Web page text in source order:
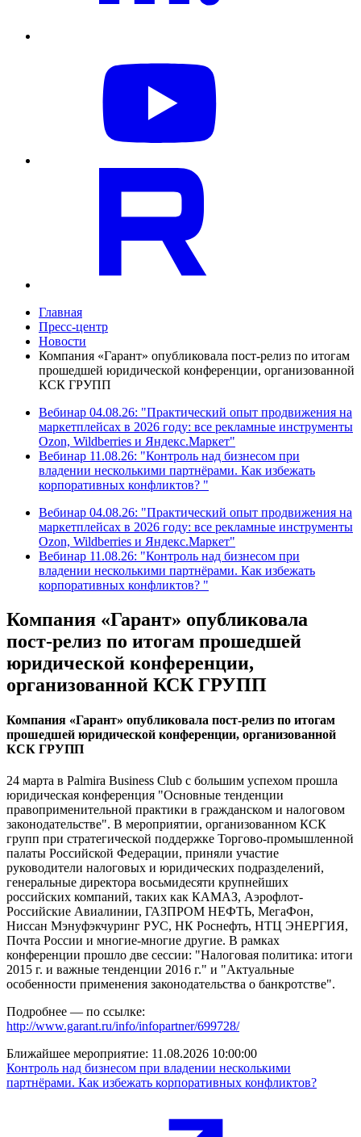
Главная
Пресс-центр
Новости
Компания «Гарант» опубликовала пост-релиз по итогам
прошедшей юридической конференции, организованной
КСК ГРУПП
Вебинар 04.08.26: "Практический опыт продвижения на
маркетплейсах в 2026 году: все рекламные инструменты
Ozon, Wildberries и Яндекс.Маркет"
Вебинар 11.08.26: "Контроль над бизнесом при
владении несколькими партнёрами. Как избежать
корпоративных конфликтов? "
Вебинар 04.08.26: "Практический опыт продвижения на
маркетплейсах в 2026 году: все рекламные инструменты
Ozon, Wildberries и Яндекс.Маркет"
Вебинар 11.08.26: "Контроль над бизнесом при
владении несколькими партнёрами. Как избежать
корпоративных конфликтов? "
Компания «Гарант» опубликовала
пост-релиз по итогам прошедшей
юридической конференции,
организованной КСК ГРУПП
Компания «Гарант» опубликовала пост-релиз по итогам
прошедшей юридической конференции, организованной
КСК ГРУПП
24 марта в Palmira Business Club с большим успехом прошла
юридическая конференция "Основные тенденции
правоприменительной практики в гражданском и налоговом
законодательстве". В мероприятии, организованном КСК
групп при стратегической поддержке Торгово-промышленной
палаты Российской Федерации, приняли участие
руководители налоговых и юридических подразделений,
генеральные директора восьмидесяти крупнейших
российских компаний, таких как КАМАЗ, Аэрофлот-
Российские Авиалинии, ГАЗПРОМ НЕФТЬ, МегаФон,
Ниссан Мэнуфэкчуринг РУС, НК Роснефть, НТЦ ЭНЕРГИЯ,
Почта России и многие-многие другие. В рамках
конференции прошло две сессии: "Налоговая политика: итоги
2015 г. и важные тенденции 2016 г." и "Актуальные
особенности применения законодательства о банкротстве".
Подробнее — по ссылке:
http://www.garant.ru/info/infopartner/699728/
Ближайшее мероприятие: 11.08.2026 10:00:00
Контроль над бизнесом при владении несколькими
партнёрами. Как избежать корпоративных конфликтов?